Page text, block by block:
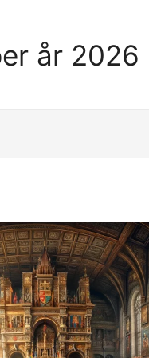
år 2026